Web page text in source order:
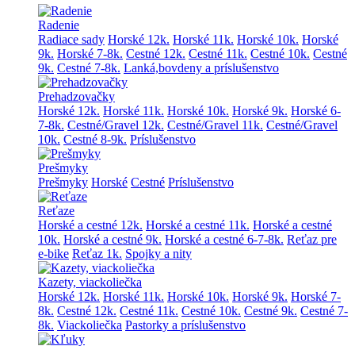
Radenie
Radiace sady Horské 12k. Horské 11k. Horské 10k. Horské
9k. Horské 7-8k. Cestné 12k. Cestné 11k. Cestné 10k. Cestné
9k. Cestné 7-8k. Lanká,bovdeny a príslušenstvo
Prehadzovačky
Horské 12k. Horské 11k. Horské 10k. Horské 9k. Horské 6-
7-8k. Cestné/Gravel 12k. Cestné/Gravel 11k. Cestné/Gravel
10k. Cestné 8-9k. Príslušenstvo
Prešmyky
Prešmyky Horské Cestné Príslušenstvo
Reťaze
Horské a cestné 12k. Horské a cestné 11k. Horské a cestné
10k. Horské a cestné 9k. Horské a cestné 6-7-8k. Reťaz pre
e-bike Reťaz 1k. Spojky a nity
Kazety, viackoliečka
Horské 12k. Horské 11k. Horské 10k. Horské 9k. Horské 7-
8k. Cestné 12k. Cestné 11k. Cestné 10k. Cestné 9k. Cestné 7-
8k. Viackoliečka Pastorky a príslušenstvo